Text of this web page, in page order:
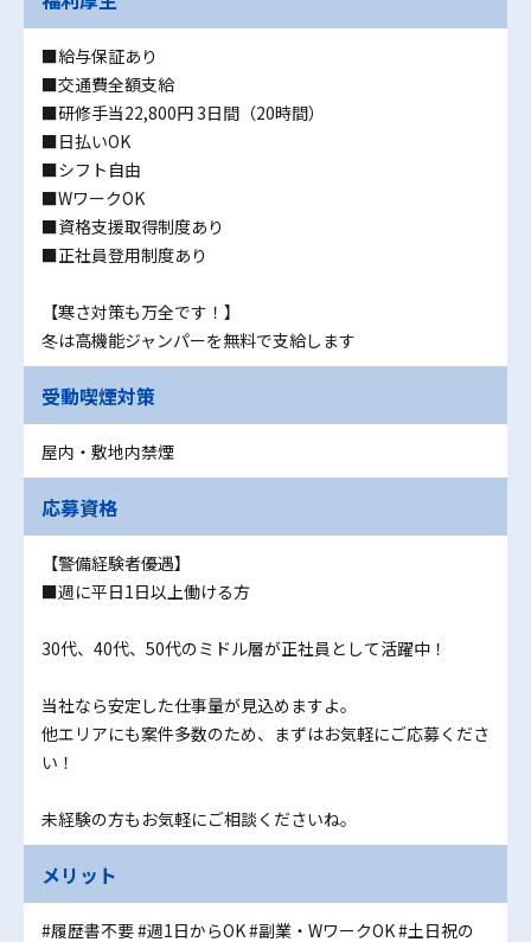
■給与保証あり
■交通費全額支給
■研修手当22,800円 3日間（20時間）
■日払いOK
■シフト自由
■WワークOK
■資格支援取得制度あり
■正社員登用制度あり
【寒さ対策も万全です！】
冬は高機能ジャンパーを無料で支給します
受動喫煙対策
屋内・敷地内禁煙
応募資格
【警備経験者優遇】
■週に平日1日以上働ける方
30代、40代、50代のミドル層が正社員として活躍中！
当社なら安定した仕事量が見込めますよ。
他エリアにも案件多数のため、まずはお気軽にご応募くださ
い！
未経験の方もお気軽にご相談くださいね。
メリット
#履歴書不要#週1日からOK#副業・WワークOK#土日祝の